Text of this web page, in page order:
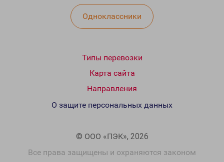
Одноклассники
Типы перевозки
Карта сайта
Направления
© ООО «ПЭК», 2026
Все права защищены и охраняются законом
О защите персональных данных